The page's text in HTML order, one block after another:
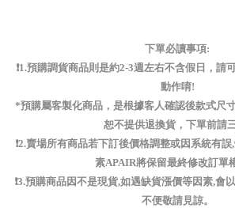
下單必讀事項:
❗️1.預購調貨商品則是約2-3週左右不含假日，請
動作唷!
*預購屬客製化商品，是根據客人確認後款式尺
恕不提供退換貨，下單前請
❗️2.賣場所有商品若下訂後價格調整或因系統有
素APAIR將保留最終修改訂單
❗️3.預購商品因不是現貨,如遇缺貨漲價等因素,會
不便敬請見諒。